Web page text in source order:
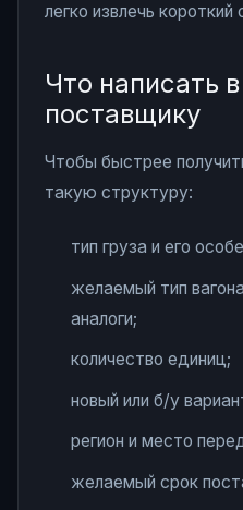
легко извлечь короткий
Что написать
поставщику
Чтобы быстрее
такую структуру:
тип груза и его
желаемый тип
аналоги;
количество единиц;
новый или б/у
регион и место
желаемый срок